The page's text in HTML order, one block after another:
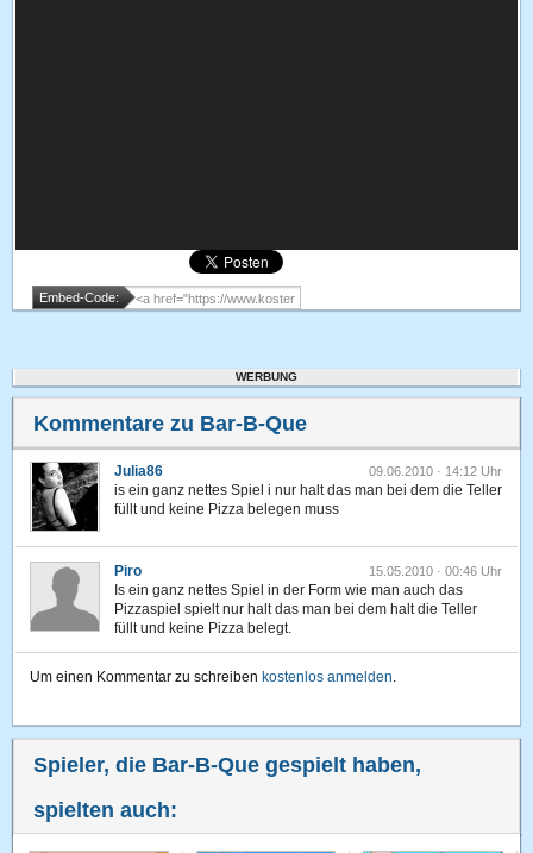
Embed-Code:
WERBUNG
Kommentare zu Bar-B-Que
Julia86 09.06.2010 · 14:12 Uhr
is ein ganz nettes Spiel i nur halt das man bei dem die Teller
füllt und keine Pizza belegen muss
Piro 15.05.2010 · 00:46 Uhr
Is ein ganz nettes Spiel in der Form wie man auch das
Pizzaspiel spielt nur halt das man bei dem halt die Teller
füllt und keine Pizza belegt.
Um einen Kommentar zu schreiben kostenlos anmelden.
Spieler, die Bar-B-Que gespielt haben,
spielten auch: